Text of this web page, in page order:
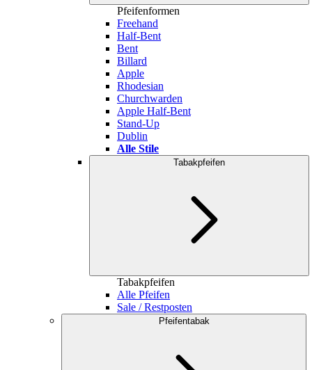
Pfeifenformen
Freehand
Half-Bent
Bent
Billard
Apple
Rhodesian
Churchwarden
Apple Half-Bent
Stand-Up
Dublin
Alle Stile
Tabakpfeifen
Tabakpfeifen
Alle Pfeifen
Sale / Restposten
Pfeifentabak